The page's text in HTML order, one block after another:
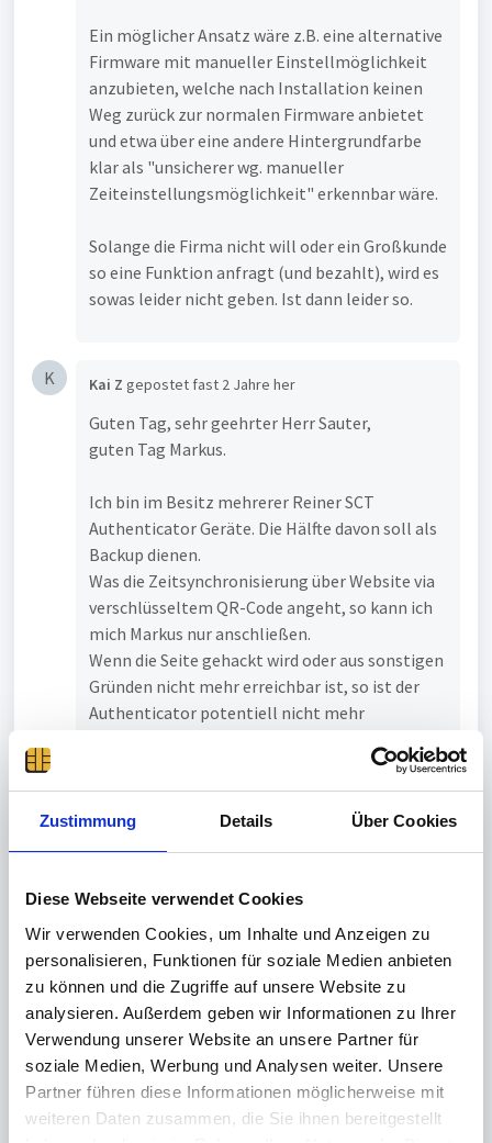
Zustimmung Details Über Cookies
Diese Webseite verwendet Cookies
Wir verwenden Cookies, um Inhalte und Anzeigen zu
personalisieren, Funktionen für soziale Medien anbieten
zu können und die Zugriffe auf unsere Website zu
analysieren. Außerdem geben wir Informationen zu Ihrer
Verwendung unserer Website an unsere Partner für
soziale Medien, Werbung und Analysen weiter. Unsere
Partner führen diese Informationen möglicherweise mit
weiteren Daten zusammen, die Sie ihnen bereitgestellt
Ein möglicher Ansatz wäre z.B. eine alternative
Firmware mit manueller Einstellmöglichkeit
anzubieten, welche nach Installation keinen
Weg zurück zur normalen Firmware anbietet
und etwa über eine andere Hintergrundfarbe
klar als "unsicherer wg. manueller
Zeiteinstellungsmöglichkeit" erkennbar wäre.
Solange die Firma nicht will oder ein Großkunde
so eine Funktion anfragt (und bezahlt), wird es
sowas leider nicht geben. Ist dann leider so.
K Kai Z gepostet fast 2 Jahre her
Guten Tag, sehr geehrter Herr Sauter,
guten Tag Markus.
Ich bin im Besitz mehrerer Reiner SCT
Authenticator Geräte. Die Hälfte davon soll als
Backup dienen.
Was die Zeitsynchronisierung über Website via
verschlüsseltem QR-Code angeht, so kann ich
mich Markus nur anschließen.
Wenn die Seite gehackt wird oder aus sonstigen
Gründen nicht mehr erreichbar ist, so ist der
Authenticator potentiell nicht mehr
installierten Batterien musste ich schon
mehrfach Geräte neu synchronisieren.)
das Angriffszenario der Generierung zukünftiger
TOTP-Codes durch dritte nicht.
Wenn dieses Problem nicht behoben wird, werde
ich mich wohl nach einer alternative umsehen
müssen - was sehr schade wäre, da ich sonst mit
dem Gerät/Konzept sehr zufrieden bin.
Mit freundlichen Grüßen,